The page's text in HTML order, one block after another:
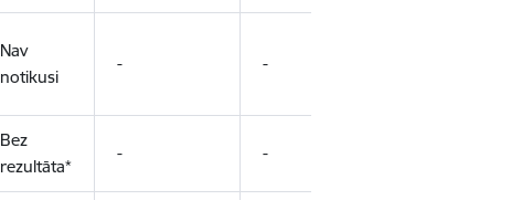
Nav
notikusi
- -
Bez
rezultāta*
- -